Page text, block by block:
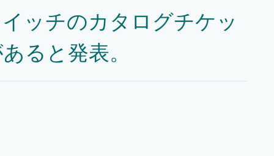
ッチのカタログチケッ
ると発表。